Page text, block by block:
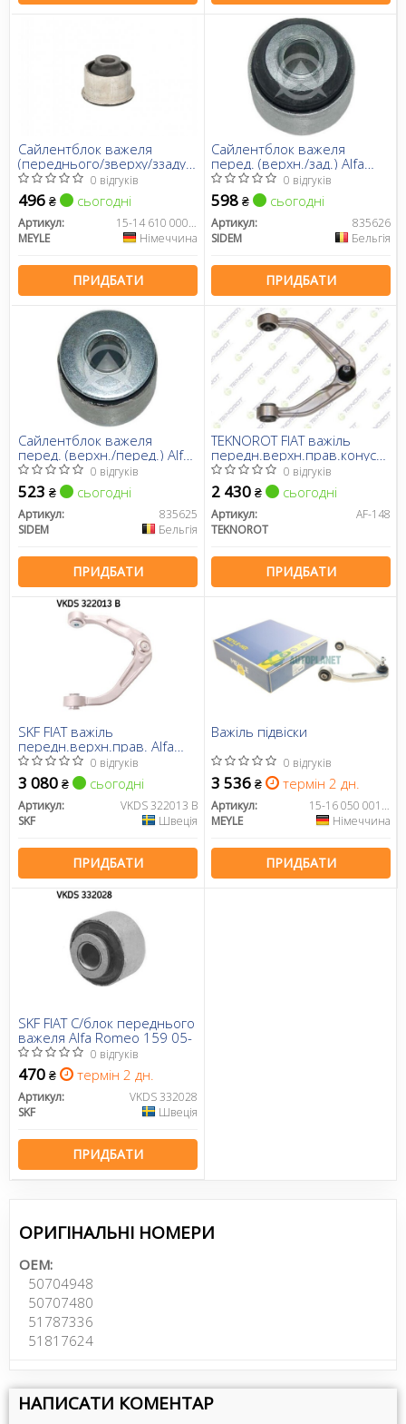
Сайлентблок важеля
(переднього/зверху/ззаду)
Alfa Romeo
159/Brera/Spider 05-11
0 відгуків
496 ₴ сьогодні
Артикул:
15-14 610 0006/HD
MEYLE
Німеччина
ПРИДБАТИ
Сайлентблок важеля
перед. (верхн./зад.) Alfa
Romeo 159 05-11
0 відгуків
598 ₴ сьогодні
Артикул:
835626
SIDEM
Бельгія
ПРИДБАТИ
Сайлентблок важеля
перед. (верхн./перед.) Alfa
Romeo 159 05-11
0 відгуків
523 ₴ сьогодні
Артикул:
835625
SIDEM
Бельгія
ПРИДБАТИ
TEKNOROT FIAT важіль
передн.верхн.прав.конус
12.6mm Alfa Romeo 159 05-
06/07
0 відгуків
2 430 ₴ сьогодні
Артикул:
AF-148
TEKNOROT
ПРИДБАТИ
SKF FIAT важіль
передн.верхн.прав. Alfa
Romeo 159 07/07-
0 відгуків
3 080 ₴ сьогодні
Артикул:
VKDS 322013 B
SKF
Швеція
ПРИДБАТИ
Важіль підвіски
0 відгуків
3 536 ₴ термін 2 дн.
Артикул:
15-16 050 0014/HD
MEYLE
Німеччина
ПРИДБАТИ
SKF FIAT С/блок переднього
важеля Alfa Romeo 159 05-
0 відгуків
470 ₴ термін 2 дн.
Артикул:
VKDS 332028
SKF
Швеція
ПРИДБАТИ
ОРИГІНАЛЬНІ НОМЕРИ
OEM:
50704948
50707480
51787336
51817624
НАПИСАТИ КОМЕНТАР